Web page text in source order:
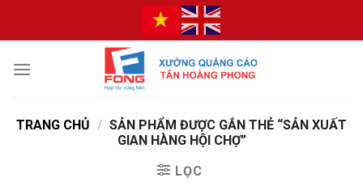
dung
TRANG CHỦ / SẢN PHẨM ĐƯỢC GẮN THẺ “SẢN XUẤT
GIAN HÀNG HỘI CHỢ”
LỌC